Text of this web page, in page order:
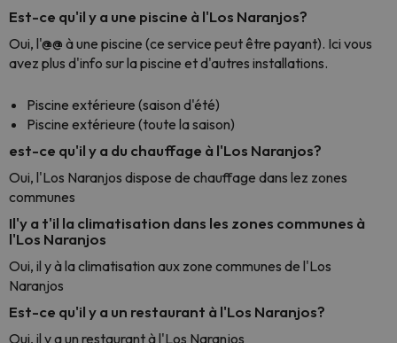
Est-ce qu'il y a une piscine à l'Los Naranjos?
Oui, l'@@ à une piscine (ce service peut être payant). Ici vous
avez plus d'info sur la piscine et d'autres installations.
Piscine extérieure (saison d'été)
Piscine extérieure (toute la saison)
est-ce qu'il y a du chauffage à l'Los Naranjos?
Oui, l'Los Naranjos dispose de chauffage dans lez zones
communes
Il'y a t'il la climatisation dans les zones communes à
l'Los Naranjos
Oui, il y à la climatisation aux zone communes de l'Los
Naranjos
Est-ce qu'il y a un restaurant à l'Los Naranjos?
Oui, il y a un restaurant à l'Los Naranjos